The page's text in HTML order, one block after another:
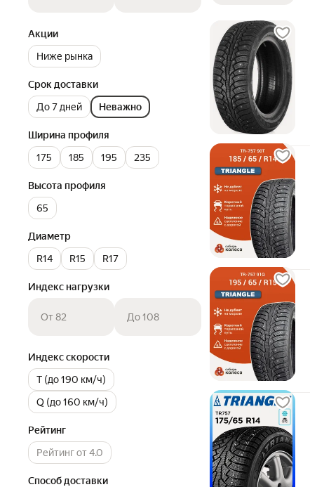
Акции
Ниже рынка
Срок доставки
До 7 дней
Неважно
Ширина профиля
175
185 195 235
Высота профиля
65
Диаметр
R14
R15 R17
Индекс нагрузки
От 82 До 108
Индекс скорости
T (до 190 км/ч)
Q (до 160 км/ч)
Рейтинг
Рейтинг от 4.0
Способ доставки